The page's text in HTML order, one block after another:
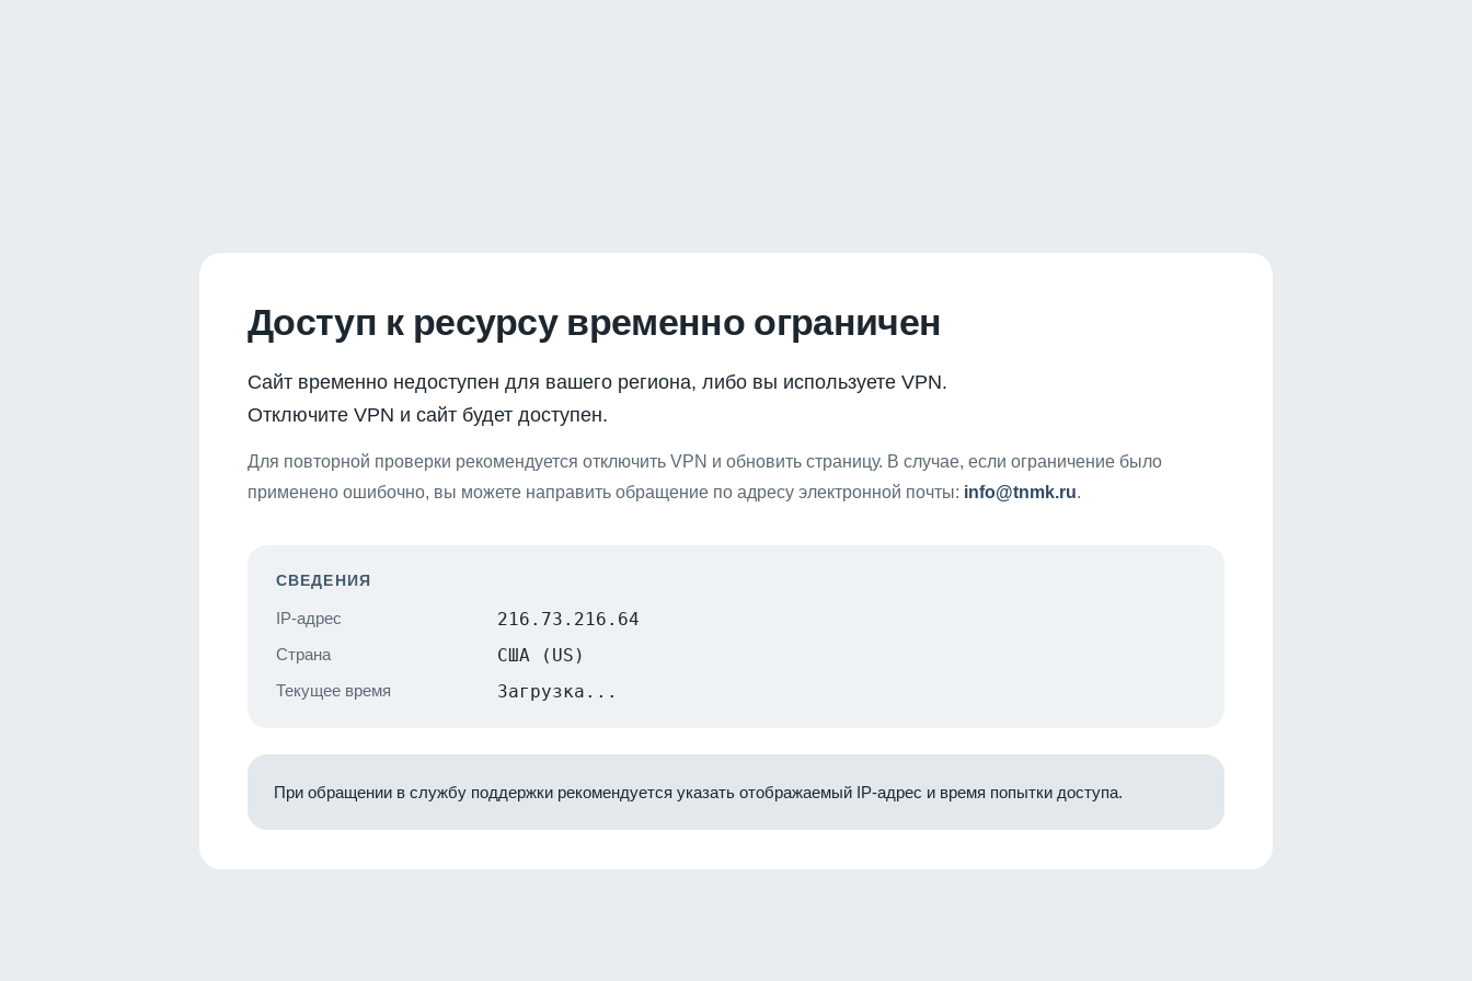
Доступ к ресурсу временно ограничен
Сайт временно недоступен для вашего региона, либо вы используете VPN.
Отключите VPN и сайт будет доступен.
Для повторной проверки рекомендуется отключить VPN и обновить страницу. В случае, если ограничение было
применено ошибочно, вы можете направить обращение по адресу электронной почты: info@tnmk.ru.
СВЕДЕНИЯ
IP-адрес 216.73.216.64
Страна США (US)
Текущее время Загрузка...
При обращении в службу поддержки рекомендуется указать отображаемый IP-адрес и время попытки доступа.